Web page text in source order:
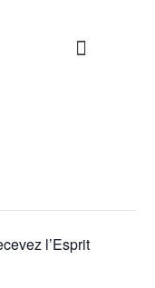
l’Esprit